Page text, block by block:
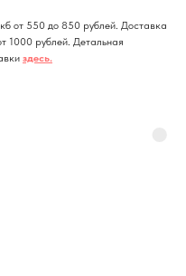
от 550 до 850 рублей. Доставка
1000 рублей. Детальная
здесь.